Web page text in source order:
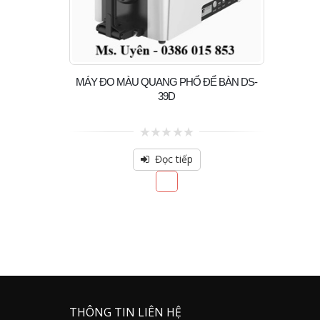
MÁY ĐO MÀU QUANG PHỔ ĐỂ BÀN DS-
39D
0
out
of
Đọc tiếp
THÔNG TIN LIÊN HỆ